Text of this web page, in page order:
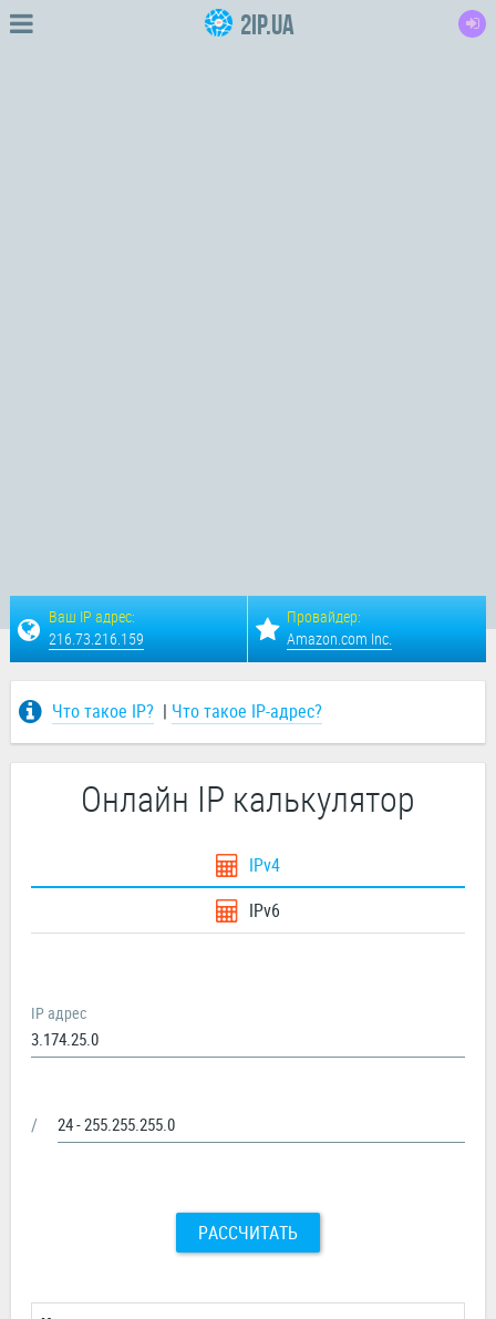
2IP.ua
Ваш IP адрес:
216.73.216.159
Провайдер:
Amazon.com Inc.
Что такое IP? | Что такое IP-адрес?
Онлайн IP калькулятор
IPv4
IPv6
IP адрес
/
РАССЧИТАТЬ